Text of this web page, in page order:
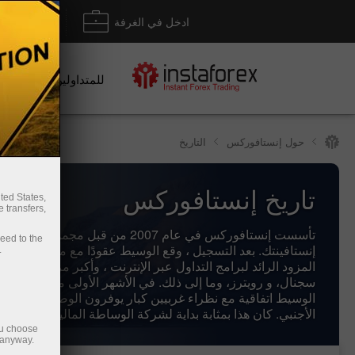
ادخل في الغرفة
للمتداولين
حول إنستافوركس التاريخ
تاريخ إنستافوركس
تأسست إنستافوركس في عام 2007 من قبل مجموعة
إنستافينتك. بعد التسجيل ، وقع الوسيط عقودًا مع ميتاكوتس
المزود الرائد لبرامج التداول عبر الإنترنت ، وأكبر مزودي
سجنال، و رويترز، وما إلى ذلك. في الأشهر الأولى من نشاطه ،
الوسيط اتفاقية مع نظراء غربيين كبار يوفرون الوصول إلى
الأجنبي. كان هذا بمثابة بداية لشركة الوساطة المالية
States,
transfers,
to the
choose